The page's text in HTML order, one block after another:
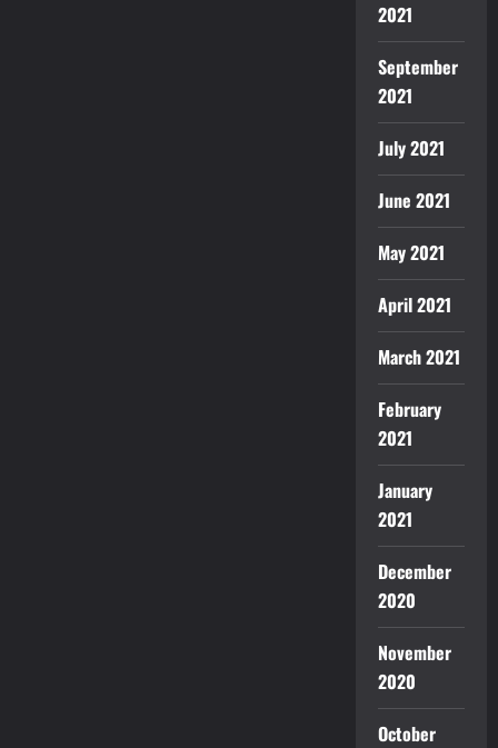
2021
September
2021
July 2021
June 2021
May 2021
April 2021
March 2021
February
2021
January
2021
December
2020
November
2020
October